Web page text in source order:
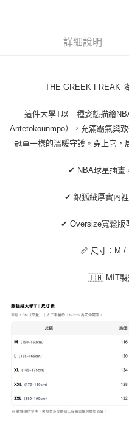
易，需依本服務之必要範圍內提供
權轉讓予恩沛科技股份有限公司。
３．未成年的使用者請事先徵得法
「AFTEE先享後付」，若未經同
４．使用「AFTEE先享後付」時
時審查核予不同之上限額度；若仍
請求用戶進行身份認證。
５．嚴禁一人註冊多個帳號或使用
詳細說明
THE GREEK FREAK
這件大學T以三種姿態描繪
Antetokounmpo），充滿霸氣與
冠軍一樣的溫暖守護。穿上它，
✔ NBA球星插畫
✔ 銀狐絨厚實內
✔ Oversize寬鬆版
📏 尺寸：M
🇹🇼 MIT製